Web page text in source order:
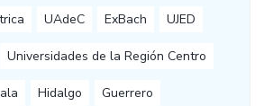
UAdeC ExBach UJED
Universidades de la Región Centro
Hidalgo Guerrero